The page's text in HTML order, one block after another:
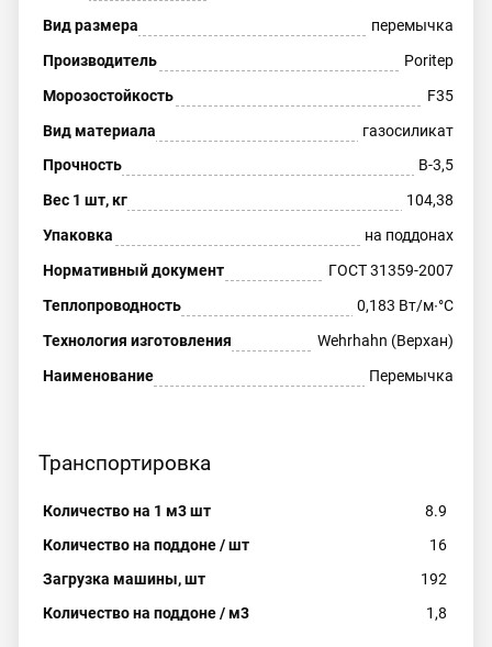
Вид размера
перемычка
Производитель
Poritep
Морозостойкость
F35
Вид материала
газосиликат
Прочность
В-3,5
Вес 1 шт, кг
104,38
Упаковка
на поддонах
Нормативный документ
ГОСТ 31359-2007
Теплопроводность
0,183 Вт/м∙°С
Технология изготовления
Wehrhahn (Верхан)
Наименование
Перемычка
Транспортировка
Количество на 1 м3 шт
8.9
Количество на поддоне / шт
16
Загрузка машины, шт
192
Количество на поддоне / м3
1,8